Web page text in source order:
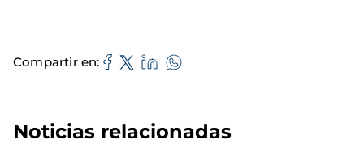
Compartir en
Noticias relacionadas